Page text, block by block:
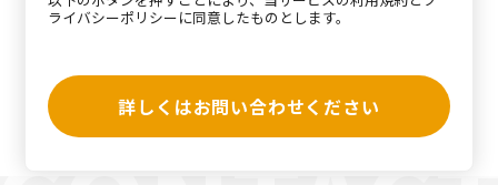
ライバシーポリシーに同意したものとします。
詳しくはお問い合わせください